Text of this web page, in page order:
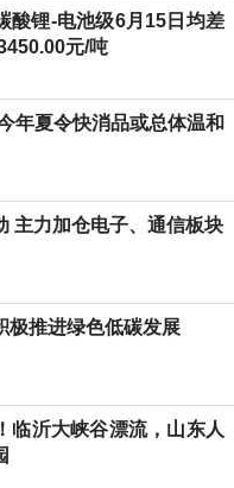
酸锂-电池级6月15日均差
元/吨
年夏令快消品或总体温和
主力加仓电子、通信板块
极推进绿色低碳发展
临沂大峡谷漂流，山东人